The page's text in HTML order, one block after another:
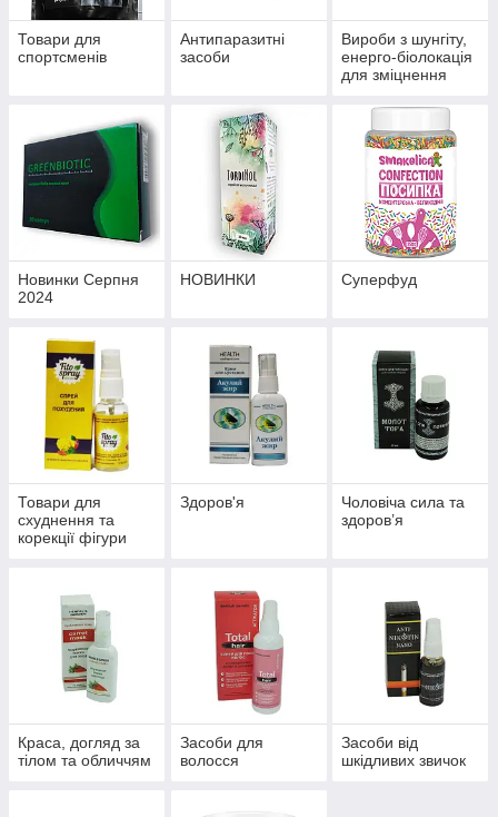
Товари для
спортсменів
Антипаразитні
засоби
Вироби з шунгіту,
енерго-біолокація
для зміцнення
профілактики
хвороб
Новинки Серпня
2024
НОВИНКИ Суперфуд
Товари для
схуднення та
корекції фігури
Здоров'я
Чоловіча сила та
здоров’я
Краса, догляд за
тілом та обличчям
Засоби для
волосся
Засоби від
шкідливих звичок